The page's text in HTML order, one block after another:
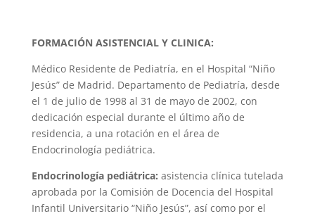
FORMACIÓN ASISTENCIAL Y CLINICA:
Médico Residente de Pediatría, en el Hospital “Niño
Jesús” de Madrid. Departamento de Pediatría, desde
el 1 de julio de 1998 al 31 de mayo de 2002, con
dedicación especial durante el último año de
residencia, a una rotación en el área de
Endocrinología pediátrica.
Endocrinología pediátrica: asistencia clínica tutelada
aprobada por la Comisión de Docencia del Hospital
Infantil Universitario “Niño Jesús”, así como por el